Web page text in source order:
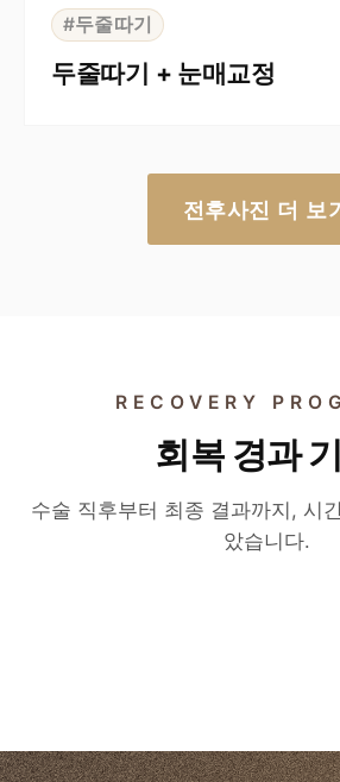
BEFORE
#두줄따기
두줄따기 + 눈매교정
전후사진 더 보
RECOVERY
회복 경과
수술 직후부터 최종 결과까지, 시
았습니다.
수술 후 6개월
절개 눈매교정 변화
실제 환자의 6개월 경과 — 절개
수술 후 2개월
자연유착 매몰 쌍꺼
수술 후 3개월
두줄따기 · 라인 낮추